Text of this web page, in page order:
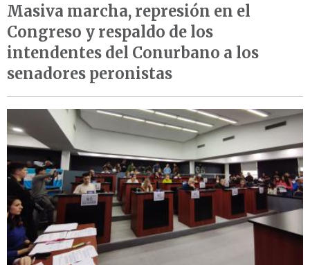
Masiva marcha, represión en el
Congreso y respaldo de los
intendentes del Conurbano a los
senadores peronistas